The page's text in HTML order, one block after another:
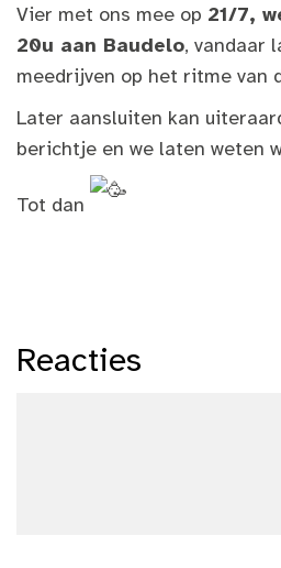
Vier met ons mee op 21/7,
20u aan Baudelo, vandaar
meedrijven op het ritme van
Later aansluiten kan
berichtje en we laten weten
Tot dan
Reacties